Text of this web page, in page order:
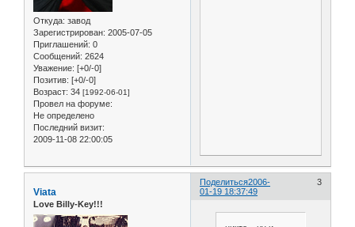
Откуда: завод
Зарегистрирован: 2005-07-05
Приглашений: 0
Сообщений: 2624
Уважение: [+0/-0]
Позитив: [+0/-0]
Возраст: 34 [1992-06-01]
Провел на форуме:
Не определено
Последний визит:
2009-11-08 22:00:05
Поделиться 3
2006-
01-19 18:37:49
Viata
Love Billy-Key!!!